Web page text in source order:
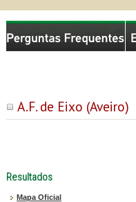
A.F. de Eixo (Aveiro)
Resultados
Mapa Oficial
Comissão Nacional de Eleições